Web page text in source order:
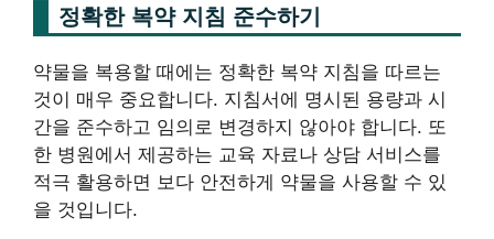
정확한 복약 지침 준수하기
약물을 복용할 때에는 정확한 복약 지침을 따르는
것이 매우 중요합니다. 지침서에 명시된 용량과 시
간을 준수하고 임의로 변경하지 않아야 합니다. 또
한 병원에서 제공하는 교육 자료나 상담 서비스를
적극 활용하면 보다 안전하게 약물을 사용할 수 있
을 것입니다.